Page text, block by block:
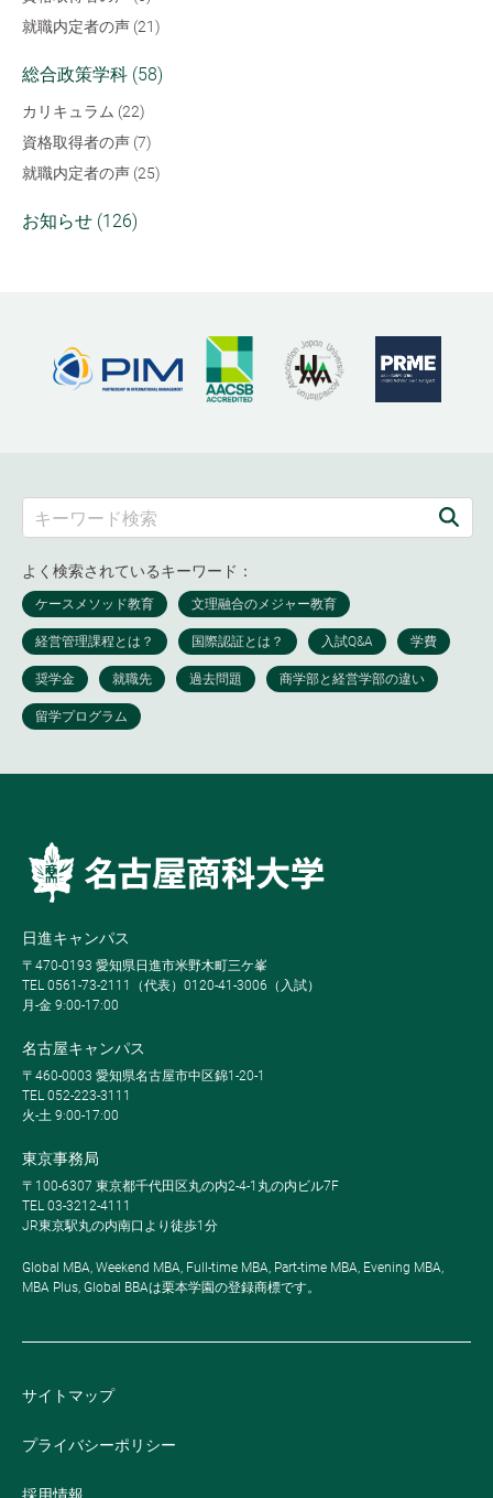
就職内定者の声 (21)
総合政策学科 (58)
カリキュラム (22)
資格取得者の声 (7)
就職内定者の声 (25)
お知らせ (126)
よく検索されているキーワード：
日進キャンパス
〒470-0193 愛知県日進市米野木町三ケ峯
TEL 0561-73-2111（代表）0120-41-3006（入試）
月-金 9:00-17:00
名古屋キャンパス
〒460-0003 愛知県名古屋市中区錦1-20-1
TEL 052-223-3111
火-土 9:00-17:00
東京事務局
〒100-6307 東京都千代田区丸の内2-4-1丸の内ビル7F
TEL 03-3212-4111
JR東京駅丸の内南口より徒歩1分
Global MBA, Weekend MBA, Full-time MBA, Part-time MBA, Evening MBA,
MBA Plus, Global BBAは栗本学園の登録商標です。
サイトマップ
プライバシーポリシー